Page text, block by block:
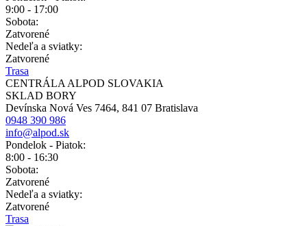
9:00 - 17:00
Sobota:
Zatvorené
Nedeľa a sviatky:
Zatvorené
Trasa
CENTRÁLA ALPOD SLOVAKIA
SKLAD BORY
Devínska Nová Ves 7464, 841 07 Bratislava
0948 390 986
info@alpod.sk
Pondelok - Piatok:
8:00 - 16:30
Sobota:
Zatvorené
Nedeľa a sviatky:
Zatvorené
Trasa